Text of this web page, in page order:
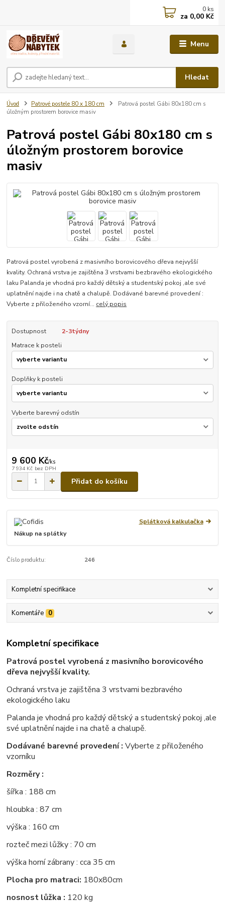
Menu
Hledat
0 ks
za 0,00 Kč
Úvod Patrové postele 80 x 180 cm
Patrová postel Gábi 80x180 cm s
úložným prostorem borovice masiv
Patrová postel Gábi 80x180 cm s
úložným prostorem borovice
masiv
Patrová postel vyrobená z masivního borovicového dřeva nejvyšší
kvality. Ochraná vrstva je zajištěna 3 vrstvami bezbravého ekologického
laku Palanda je vhodná pro každý dětský a studentský pokoj ,ale své
uplatnění najde i na chatě a chalupě. Dodávané barevné provedení :
Vyberte z přiloženého vzorní... celý popis
Dostupnost
2-3týdny
Matrace k posteli
Doplňky k posteli
Vyberte barevný odstín
9 600 Kč/ks
7 934 Kč bez DPH
Přidat do košíku
Splátková kalkulačka
Nákup na splátky
Číslo produktu: 246
Kompletní specifikace
Komentáře 0
Kompletní specifikace
Patrová postel vyrobená z masivního borovicového
dřeva nejvyšší kvality.
Ochraná vrstva je zajištěna 3 vrstvami bezbravého
ekologického laku
Palanda je vhodná pro každý dětský a studentský pokoj ,ale
své uplatnění najde i na chatě a chalupě.
Dodávané barevné provedení : Vyberte z přiloženého
vzorníku
Rozměry :
šířka : 188 cm
hloubka : 87 cm
výška : 160 cm
rozteč mezi lůžky : 70 cm
výška horní zábrany : cca 35 cm
Plocha pro matraci: 180x80cm
nosnost lůžka : 120 kg